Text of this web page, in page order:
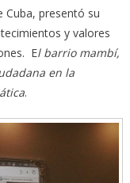
Cuba, presentó su
y valores
El barrio mambí,
en la
.